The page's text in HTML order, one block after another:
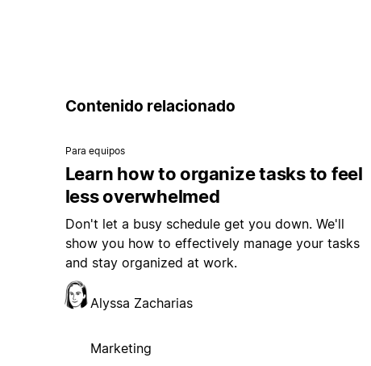
Contenido relacionado
Para equipos
Learn how to organize tasks to feel
less overwhelmed
Don't let a busy schedule get you down. We'll
show you how to effectively manage your tasks
and stay organized at work.
Alyssa Zacharias
Marketing